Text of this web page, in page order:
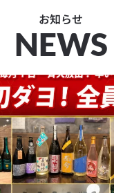
お知らせ
NEWS